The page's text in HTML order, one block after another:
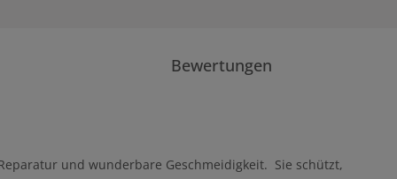
Bewertungen
und wunderbare Geschmeidigkeit. Sie schützt,